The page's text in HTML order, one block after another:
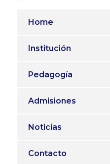
Home
Institución
Pedagogía
Admisiones
Noticias
Contacto